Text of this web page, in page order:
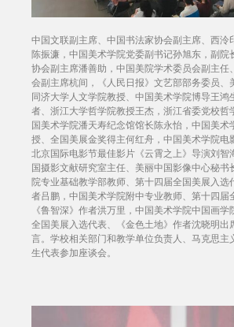
中国文联副主席、中国书法家协会副主席、西泠
陈振濂，中国美术学院党委副书记孙旭东，副院
协会副主席潘善助，中国美院学术委员会副主任
会副主席杭间，《人民日报》文艺部部务委员、
同济大学人文学院教授、中国美术学院博导王鸿
者、浙江大学哲学院教授王杰，浙江省委党校哲
国美术学院潘天寿纪念馆馆长陈永怡，中国美术
授、全国美展金奖得主何红舟，中国美术学院电
北京国际电影节最佳影片《云霄之上》导演刘智
国摄影文献研究室主任、美丽中国影像中心秘书
院专业基础教学部教师、第十四届全国美展入选
者吕鹏，中国美术学院附中专业教师、第十四届
《鲁智深》作者洪万里，中国美术学院中国画
全国美展入选代表、《金色土地》作者沈晓明出
言。学校相关部门和教学单位负责人、马克思主
生代表参加座谈会。